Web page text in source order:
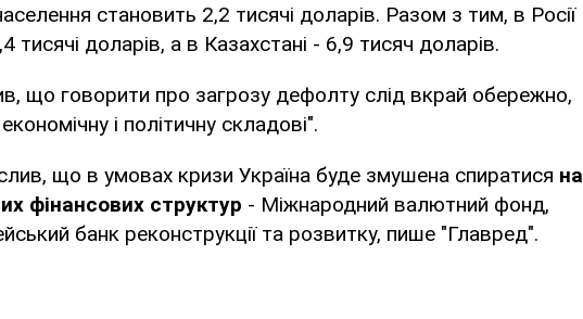
становить 2,2 тисячі доларів. Разом з тим, в Росії
тисячі доларів, а в Казахстані - 6,9 тисяч доларів.
що говорити про загрозу дефолту слід вкрай обережно,
і політичну складові".
що в умовах кризи Україна буде змушена спиратися на
фінансових структур - Міжнародний валютний фонд,
банк реконструкції та розвитку, пише "Главред".